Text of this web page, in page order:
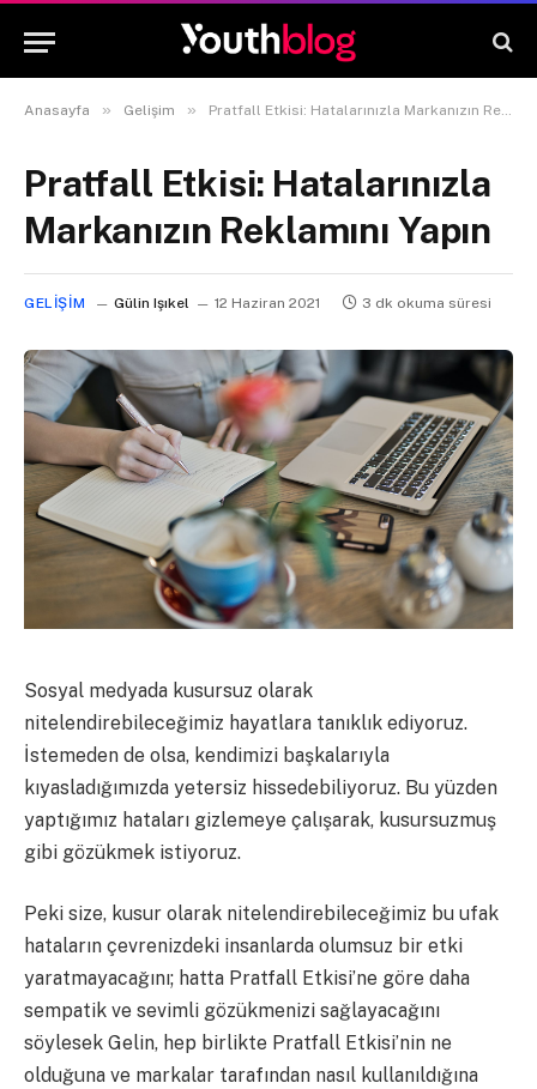
Anasayfa » Gelişim » Pratfall Etkisi: Hatalarınızla Markanızın Reklamını Yapın
Pratfall Etkisi: Hatalarınızla
Markanızın Reklamını Yapın
GELIŞIM Gülin Işıkel 12 Haziran 2021 3 dk okuma süresi
Sosyal medyada kusursuz olarak
nitelendirebileceğimiz hayatlara tanıklık ediyoruz.
İstemeden de olsa, kendimizi başkalarıyla
kıyasladığımızda yetersiz hissedebiliyoruz. Bu yüzden
yaptığımız hataları gizlemeye çalışarak, kusursuzmuş
gibi gözükmek istiyoruz.
Peki size, kusur olarak nitelendirebileceğimiz bu ufak
hataların çevrenizdeki insanlarda olumsuz bir etki
yaratmayacağını; hatta Pratfall Etkisi’ne göre daha
sempatik ve sevimli gözükmenizi sağlayacağını
söylesek Gelin, hep birlikte Pratfall Etkisi’nin ne
olduğuna ve markalar tarafından nasıl kullanıldığına